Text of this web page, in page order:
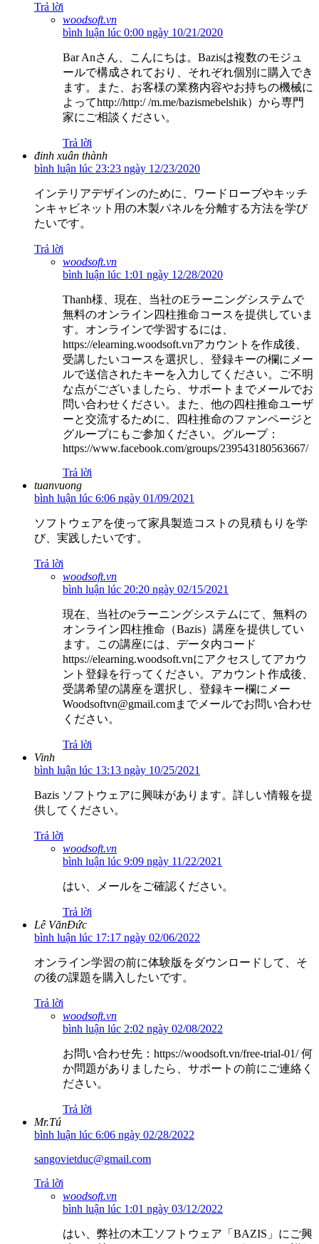
Trả lời
woodsoft.vn
bình luận lúc 0:00 ngày 10/21/2020
Bar Anさん、こんにちは。Bazisは複数のモジュ
ールで構成されており、それぞれ個別に購入でき
ます。また、お客様の業務内容やお持ちの機械に
よってhttp://http:/ /m.me/bazismebelshik）から専門
家にご相談ください。
Trả lời
đinh xuân thành
bình luận lúc 23:23 ngày 12/23/2020
インテリアデザインのために、ワードローブやキッチ
ンキャビネット用の木製パネルを分離する方法を学び
たいです。
Trả lời
woodsoft.vn
bình luận lúc 1:01 ngày 12/28/2020
Thanh様、現在、当社のEラーニングシステムで
無料のオンライン四柱推命コースを提供していま
す。オンラインで学習するには、
https://elearning.woodsoft.vnアカウントを作成後、
受講したいコースを選択し、登録キーの欄にメー
ルで送信されたキーを入力してください。ご不明
な点がございましたら、サポートまでメールでお
問い合わせください。また、他の四柱推命ユーザ
ーと交流するために、四柱推命のファンページと
グループにもご参加ください。グループ：
https://www.facebook.com/groups/239543180563667/
Trả lời
tuanvuong
bình luận lúc 6:06 ngày 01/09/2021
ソフトウェアを使って家具製造コストの見積もりを学
び、実践したいです。
Trả lời
woodsoft.vn
bình luận lúc 20:20 ngày 02/15/2021
現在、当社のeラーニングシステムにて、無料の
オンライン四柱推命（Bazis）講座を提供してい
ます。この講座には、データ内コード
https://elearning.woodsoft.vnにアクセスしてアカウ
ント登録を行ってください。アカウント作成後、
受講希望の講座を選択し、登録キー欄にメー
Woodsoftvn@gmail.comまでメールでお問い合わせ
ください。
Trả lời
Vinh
bình luận lúc 13:13 ngày 10/25/2021
Bazis ソフトウェアに興味があります。詳しい情報を提
供してください。
Trả lời
woodsoft.vn
bình luận lúc 9:09 ngày 11/22/2021
はい、メールをご確認ください。
Trả lời
Lê VănĐức
bình luận lúc 17:17 ngày 02/06/2022
オンライン学習の前に体験版をダウンロードして、そ
の後の課題を購入したいです。
Trả lời
woodsoft.vn
bình luận lúc 2:02 ngày 02/08/2022
お問い合わせ先：https://woodsoft.vn/free-trial-01/ 何
か問題がありましたら、サポートの前にご連絡く
ださい。
Trả lời
Mr.Tú
bình luận lúc 6:06 ngày 02/28/2022
sangovietduc@gmail.com
Trả lời
woodsoft.vn
bình luận lúc 1:01 ngày 03/12/2022
はい、弊社の木工ソフトウェア「BAZIS」にご興